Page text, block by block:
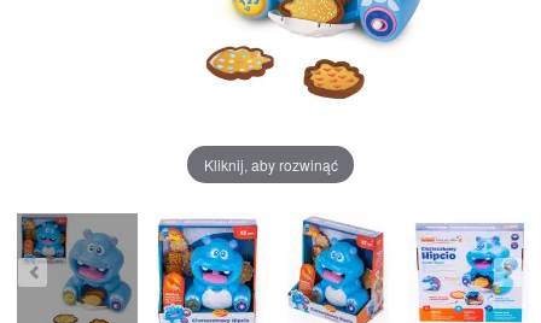
Kliknij, aby rozwinąć